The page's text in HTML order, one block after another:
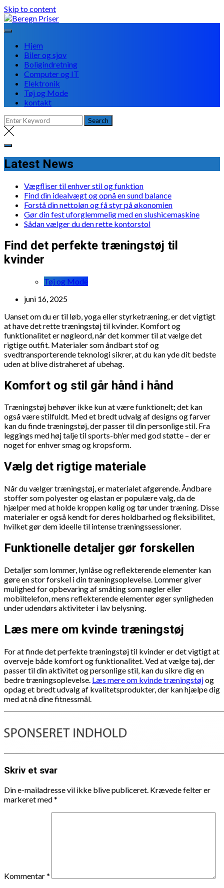
Skip to content
Hjem
Biler og sjov
Boligindretning
Computer og IT
Elektronik
Tøj og Mode
kontakt
Latest News
Vægfliser til enhver stil og funktion
Find din idealvægt og opnå en sund balance
Forstå din nettoløn og få styr på økonomien
Gør din fest uforglemmelig med en slushicemaskine
Sådan vælger du den rette kontorstol
Find det perfekte træningstøj til
kvinder
Tøj og Mode
juni 16, 2025
Uanset om du er til løb, yoga eller styrketræning, er det vigtigt
at have det rette træningstøj til kvinder. Komfort og
funktionalitet er nøgleord, når det kommer til at vælge det
rigtige outfit. Materialer som åndbart stof og
svedtransporterende teknologi sikrer, at du kan yde dit bedste
uden at blive distraheret af ubehag.
Komfort og stil går hånd i hånd
Træningstøj behøver ikke kun at være funktionelt; det kan
også være stilfuldt. Med et bredt udvalg af designs og farver
kan du finde træningstøj, der passer til din personlige stil. Fra
leggings med høj talje til sports-bh’er med god støtte – der er
noget for enhver smag og kropsform.
Vælg det rigtige materiale
Når du vælger træningstøj, er materialet afgørende. Åndbare
stoffer som polyester og elastan er populære valg, da de
hjælper med at holde kroppen kølig og tør under træning. Disse
materialer er også kendt for deres holdbarhed og fleksibilitet,
hvilket gør dem ideelle til intense træningssessioner.
Funktionelle detaljer gør forskellen
Detaljer som lommer, lynlåse og reflekterende elementer kan
gøre en stor forskel i din træningsoplevelse. Lommer giver
mulighed for opbevaring af småting som nøgler eller
mobiltelefon, mens reflekterende elementer øger synligheden
under udendørs aktiviteter i lav belysning.
Læs mere om kvinde træningstøj
For at finde det perfekte træningstøj til kvinder er det vigtigt at
overveje både komfort og funktionalitet. Ved at vælge tøj, der
passer til din aktivitet og personlige stil, kan du sikre dig en
bedre træningsoplevelse. Læs mere om kvinde træningstøjog
opdag et bredt udvalg af kvalitetsprodukter, der kan hjælpe dig
med at nå dine fitnessmål.
Skriv et svar
Din e-mailadresse vil ikke blive publiceret. Krævede felter er
markeret med*
Kommentar*